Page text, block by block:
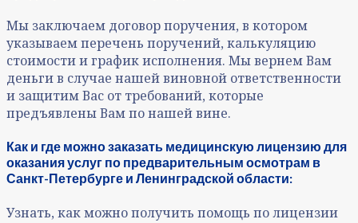
Мы заключаем договор поручения, в котором
указываем перечень поручений, калькуляцию
стоимости и график исполнения. Мы вернем Вам
деньги в случае нашей виновной ответственности
и защитим Вас от требований, которые
предъявлены Вам по нашей вине.
Как и где можно заказать медицинскую лицензию для
оказания услуг по предварительным осмотрам в
Санкт-Петербурге и Ленинградской области:
Узнать, как можно получить помощь по лицензии